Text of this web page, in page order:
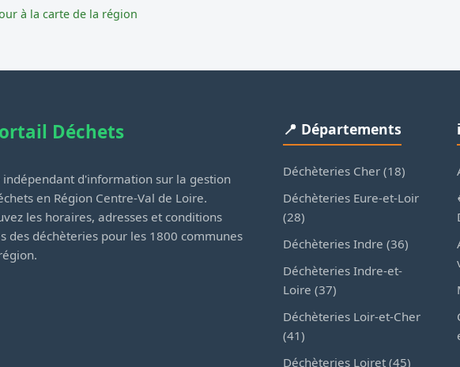
à la carte de la région
Déchets
indépendant d'information sur la gestion
en Région Centre-Val de Loire.
les horaires, adresses et conditions
des déchèteries pour les 1800 communes
📍 Départements
Déchèteries Cher (18)
Déchèteries Eure-et-Loir
(28)
Déchèteries Indre (36)
Déchèteries Indre-et-
Loire (37)
Déchèteries Loir-et-Cher
(41)
Déchèteries Loiret (45)